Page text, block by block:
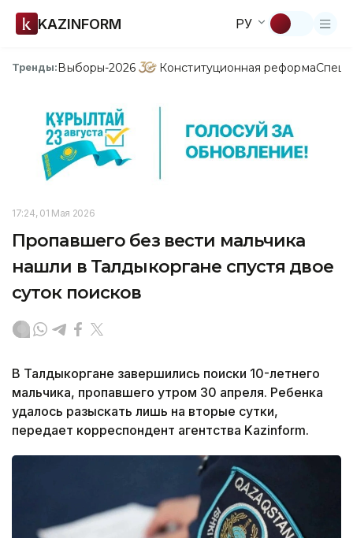
KAZINFORM РУ
Тренды:Выборы-2026 Конституционная реформа
17:24, 01 Мая 2026
Пропавшего без вести мальчика
нашли в Талдыкоргане спустя двое
суток поисков
В Талдыкоргане завершились поиски 10-летнего
мальчика, пропавшего утром 30 апреля. Ребенка
удалось разыскать лишь на вторые сутки,
передает корреспондент агентства Kazinform.